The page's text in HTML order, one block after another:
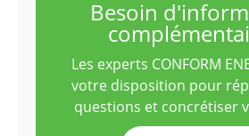
Besoin
Les experts CONFORM
votre disposition pour
questions et concrétiser